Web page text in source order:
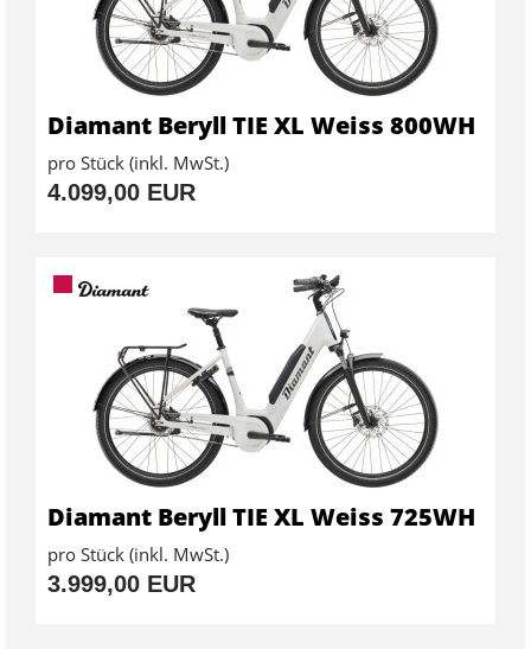
Diamant Beryll TIE XL Weiss 800WH
pro Stück (inkl. MwSt.)
4.099,00 EUR
Diamant Beryll TIE XL Weiss 725WH
pro Stück (inkl. MwSt.)
3.999,00 EUR